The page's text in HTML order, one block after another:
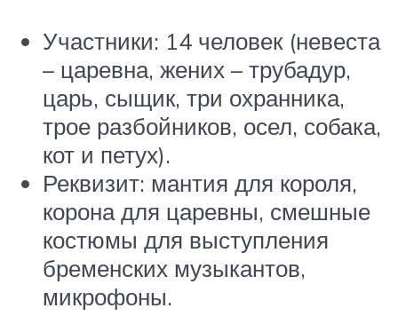
Участники: 14 человек (невеста
– царевна, жених – трубадур,
царь, сыщик, три охранника,
трое разбойников, осел, собака,
кот и петух).
Реквизит: мантия для короля,
корона для царевны, смешные
костюмы для выступления
бременских музыкантов,
микрофоны.